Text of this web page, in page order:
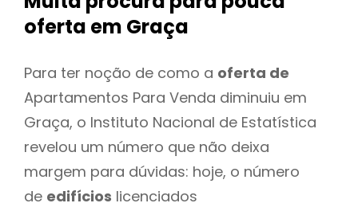
oferta em Graça
Para ter noção de como a oferta de
Apartamentos Para Venda diminuiu em
Graça, o Instituto Nacional de Estatística
revelou um número que não deixa
margem para dúvidas: hoje, o número
de edifícios licenciados